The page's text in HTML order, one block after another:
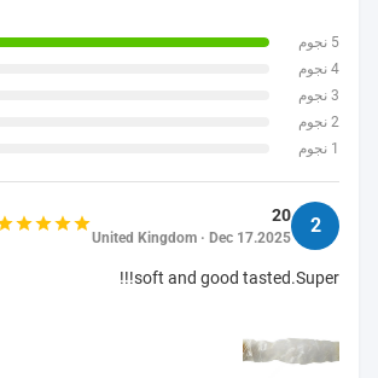
5 نجوم
4 نجوم
3 نجوم
2 نجوم
1 نجوم
2
20
United Kingdom · Dec 17.2025
soft and good tasted.Super!!!